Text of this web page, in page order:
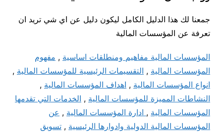
جمعنا لك هذا الدليل الكامل ليكون دليل عن اي شي تريد ان
تعرفة عن المؤسسات المالية
المؤسسات المالية مفاهيم ومنطلقات اساسية , مفهوم
المؤسسات المالية , التقسيمات الرئيسية للمؤسسات المالية ,
انواع المؤسسات المالية , اهداف المؤسسات المالية ,
النشاطات المميزة للمؤسسات المالية , الخدمات التي تقدمها
المؤسسات المالية , ادارة المؤسسات المالية , عن
المؤسسات المالية الدولية وادوارها الرئيسية , تسويق